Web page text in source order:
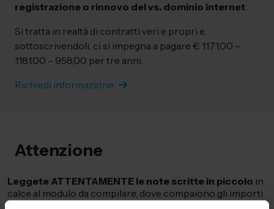
registrazione o rinnovo del vs. dominio internet.
Si tratta in realtà di contratti veri e propri e,
sottoscrivendoli, ci si impegna a pagare € 1171,00 –
1181,00 – 958,00 per tre anni.
Richiedi informazione
Attenzione
Leggete ATTENTAMENTE le note scritte in piccolo in
calce al modulo da compilare, dove compaiono gli importi